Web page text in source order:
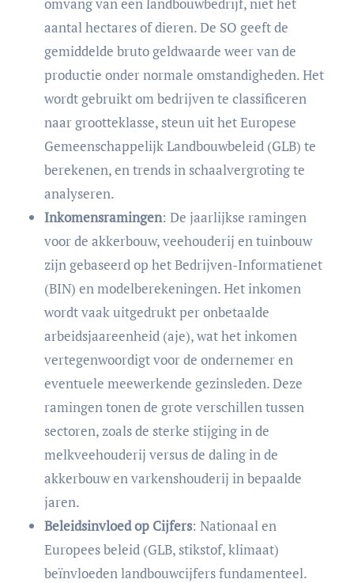
aantal hectares of dieren. De SO geeft de
gemiddelde bruto geldwaarde weer van de
productie onder normale omstandigheden. Het
wordt gebruikt om bedrijven te classificeren
naar grootteklasse, steun uit het Europese
Gemeenschappelijk Landbouwbeleid (GLB) te
berekenen, en trends in schaalvergroting te
analyseren.
Inkomensramingen: De jaarlijkse ramingen
voor de akkerbouw, veehouderij en tuinbouw
zijn gebaseerd op het Bedrijven-Informatienet
(BIN) en modelberekeningen. Het inkomen
wordt vaak uitgedrukt per onbetaalde
arbeidsjaareenheid (aje), wat het inkomen
vertegenwoordigt voor de ondernemer en
eventuele meewerkende gezinsleden. Deze
ramingen tonen de grote verschillen tussen
sectoren, zoals de sterke stijging in de
melkveehouderij versus de daling in de
akkerbouw en varkenshouderij in bepaalde
jaren.
Beleidsinvloed op Cijfers: Nationaal en
Europees beleid (GLB, stikstof, klimaat)
beïnvloeden landbouwcijfers fundamenteel.